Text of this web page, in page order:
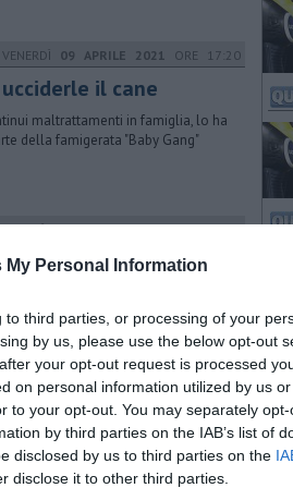
My Personal Information
third parties, or processing of your
by us, please use the below opt-out
your opt-out request is processed
on personal information utilized by us
to your opt-out. You may separately
by third parties on the IAB’s list of
disclosed by us to third parties on the
disclose it to other third parties.
VENERDÌ 09 APRILE 2021 ORE 17:20
il cane
maltrattamenti in famiglia, lo ha
della famigerata "Baby Gang"
28 GIUGNO 2022ORE 17:36
le donne
la “stanza rosa”, sala destinata
Finanziata dai Rotary
30 SETTEMBRE 2022ORE 14:45
l'omicidio in centro
di questi giorni fermando due